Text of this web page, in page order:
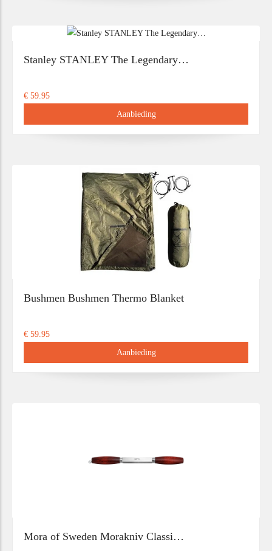
Stanley STANLEY The Legendary…
€ 59.95
Aanbieding
Bushmen Bushmen Thermo Blanket
€ 59.95
Aanbieding
Mora of Sweden Morakniv Classi…